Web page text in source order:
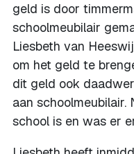
geld is door
schoolmeubilair
Liesbeth van
om het geld te
dit geld ook
aan
school is en was er